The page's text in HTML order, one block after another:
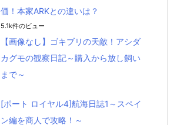
価！本家ARKとの違いは？
5.1k件のビュー
【画像なし】ゴキブリの天敵！アシダ
カグモの観察日記～購入から放し飼い
まで～
[ポート ロイヤル4]航海日誌1～スペイ
ン編を商人で攻略！～